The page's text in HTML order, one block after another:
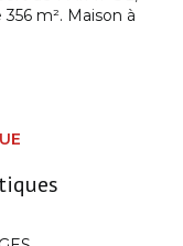
m². Maison à